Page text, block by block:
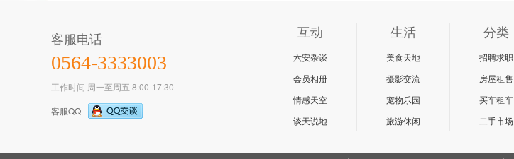
客服电话
0564-3333003
工作时间 周一至周五 8:00-17:30
客服QQ
互动
六安杂谈
会员相册
情感天空
谈天说地
生活
美食天地
摄影交流
宠物乐园
旅游休闲
分类
招聘求职
房屋租售
买车租车
二手市场